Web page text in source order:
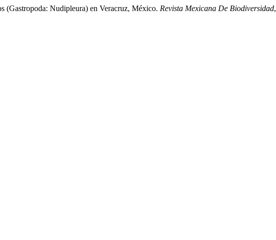
Nudipleura) en Veracruz, México. Revista Mexicana De Biodiversidad,